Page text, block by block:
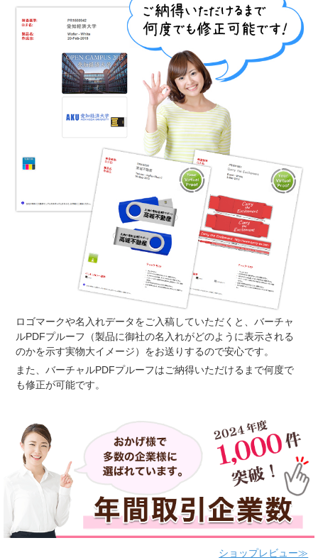
ロゴマークや名入れデータをご入稿していただくと、バーチャ
ルPDFプルーフ（製品に御社の名入れがどのように表示される
のかを示す実物大イメージ）をお送りするので安心です。
また、バーチャルPDFプルーフはご納得いただけるまで何度で
も修正が可能です。
ショップレビュー≫